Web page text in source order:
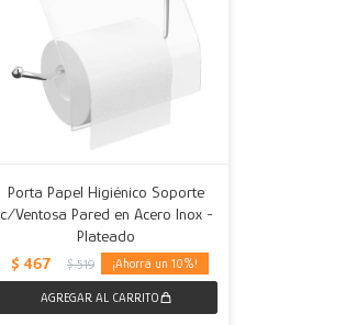
Porta Papel Higiénico Soporte
c/Ventosa Pared en Acero Inox -
Plateado
$ 467 $ 519 10